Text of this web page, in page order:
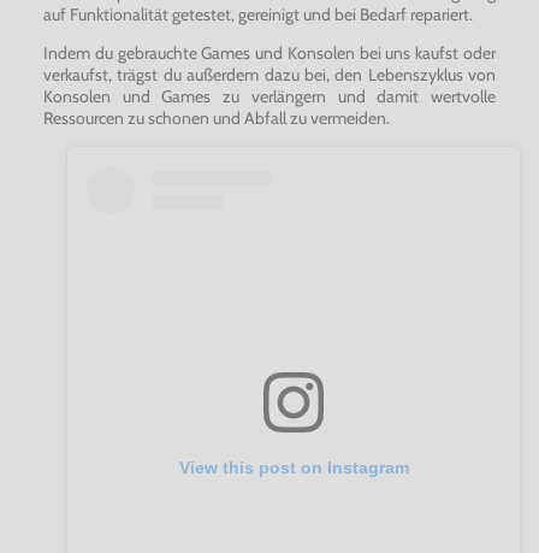
auf Funktionalität getestet, gereinigt und bei Bedarf repariert.
Indem du gebrauchte Games und Konsolen bei uns kaufst oder
verkaufst, trägst du außerdem dazu bei, den Lebenszyklus von
Konsolen und Games zu verlängern und damit wertvolle
Ressourcen zu schonen und Abfall zu vermeiden.
View this post on Instagram